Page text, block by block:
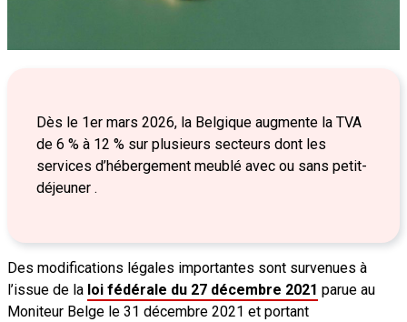
Dès le 1er mars 2026, la Belgique augmente la TVA
de 6 % à 12 % sur plusieurs secteurs dont les
services d’hébergement meublé avec ou sans petit-
déjeuner .
Des modifications légales importantes sont survenues à
l’issue de la loi fédérale du 27 décembre 2021 parue au
Moniteur Belge le 31 décembre 2021 et portant